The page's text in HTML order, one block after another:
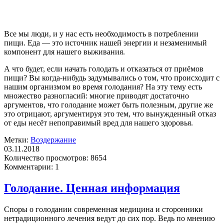
Все мы люди, и у нас есть необходимость в потреблении
пищи. Еда — это источник нашей энергии и незаменимый
компонент для нашего выживания.
А что будет, если начать голодать и отказаться от приёмов
пищи? Вы когда-нибудь задумывались о том, что происходит с
нашим организмом во время голодания? На эту тему есть
множество разногласий: многие приводят достаточно
аргументов, что голодание может быть полезным, другие же
это отрицают, аргументируя это тем, что вынужденный отказ
от еды несёт непоправимый вред для нашего здоровья.
Метки: Воздержание
03.11.2018
Количество просмотров: 8654
Комментарии: 1
Голодание. Ценная информация
Споры о голодании современная медицина и сторонники
нетрадиционного лечения ведут до сих пор. Ведь по мнению